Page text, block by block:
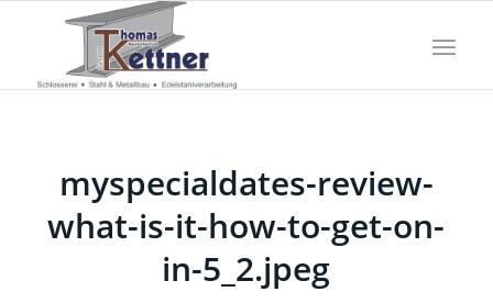
myspecialdates-review-
what-is-it-how-to-get-on-
in-5_2.jpeg